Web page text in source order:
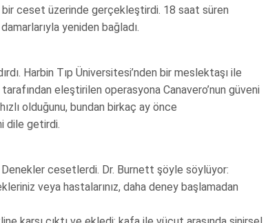
bir ceset üzerinde gerçekleştirdi. 18 saat süren
yeniden bağladı.
Harbin Tıp Üniversitesi’nden bir meslektaşı ile
eleştirilen operasyona Canavero’nun güveni
olduğunu, bundan birkaç ay önce
dile getirdi.
Denekler cesetlerdi. Dr. Burnett şöyle söylüyor:
veya hastalarınız, daha deney başlamadan